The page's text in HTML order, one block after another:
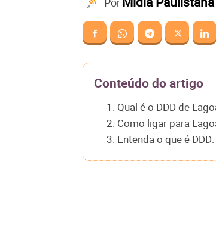
Conteúdo do artigo
1. Qual é o DDD de
2. Como ligar para
3. Entenda o que é DDD: